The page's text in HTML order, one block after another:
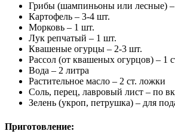
Грибы (шампиньоны или лесные) –
Картофель – 3-4 шт.
Морковь – 1 шт.
Лук репчатый – 1 шт.
Квашеные огурцы – 2-3 шт.
Рассол (от квашеных огурцов) – 1
Вода – 2 литра
Растительное масло – 2 ст. ложки
Соль, перец, лавровый лист – по
Зелень (укроп, петрушка) – для
Приготовление: